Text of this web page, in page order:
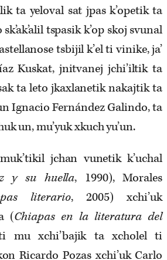
ta yeloval sat jpas k’opetik ta
tspasik k’op skoj svunal
tsbijil k’el ti vinike, ja’
Kuskat, jnitvanej jchi’iltik ta
ta leto jkaxlanetik nakajtik ta
Ignacio Fernández Galindo, ta
un, mu’yuk xkuch yu’un.
jchan vunetik k’uchal
y su huella, 1990), Morales
literario, 2005) xchi’uk
(Chiapas en la literatura del
mu xchi’bajik ta xcholel ti
Ricardo Pozas xchi’uk Carlo